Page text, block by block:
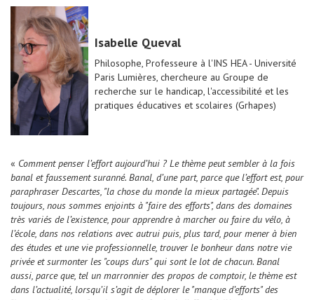
Isabelle Queval
Philosophe, Professeure à l'INS HEA - Université
Paris Lumières, chercheure au Groupe de
recherche sur le handicap, l'accessibilité et les
pratiques éducatives et scolaires (Grhapes)
« Comment penser l’effort aujourd’hui ? Le thème peut sembler à la fois
banal et faussement suranné. Banal, d’une part, parce que l’effort est, pour
paraphraser Descartes, "la chose du monde la mieux partagée". Depuis
toujours, nous sommes enjoints à "faire des efforts", dans des domaines
très variés de l’existence, pour apprendre à marcher ou faire du vélo, à
l’école, dans nos relations avec autrui puis, plus tard, pour mener à bien
des études et une vie professionnelle, trouver le bonheur dans notre vie
privée et surmonter les "coups durs" qui sont le lot de chacun. Banal
aussi, parce que, tel un marronnier des propos de comptoir, le thème est
dans l’actualité, lorsqu’il s’agit de déplorer le "manque d’efforts" des